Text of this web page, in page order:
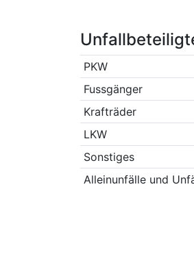
PKW
Fussgänger
Krafträder
LKW
Sonstiges
Alleinunfälle und